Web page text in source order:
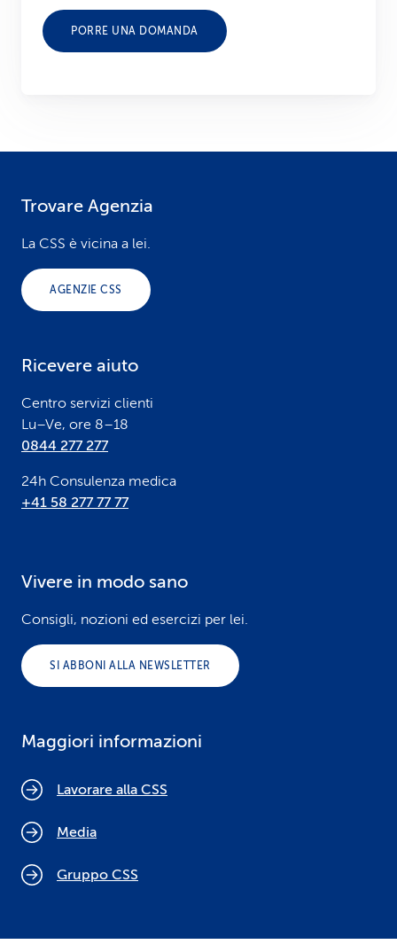
PORRE UNA DOMANDA
Trovare Agenzia
La CSS è vicina a lei.
AGENZIE CSS
Ricevere aiuto
Centro servizi clienti
Lu–Ve, ore 8–18
0844 277 277
24h Consulenza medica
+41 58 277 77 77
Vivere in modo sano
Consigli, nozioni ed esercizi per lei.
SI ABBONI ALLA NEWSLETTER
Maggiori informazioni
Lavorare alla CSS
Media
Gruppo CSS